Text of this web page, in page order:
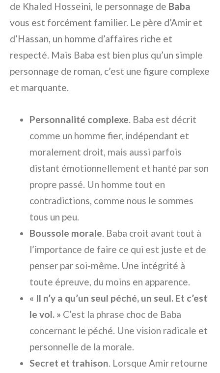
de Khaled Hosseini, le personnage de Baba
vous est forcément familier. Le père d’Amir et
d’Hassan, un homme d’affaires riche et
respecté. Mais Baba est bien plus qu’un simple
personnage de roman, c’est une figure complexe
et marquante.
Personnalité complexe. Baba est décrit
comme un homme fier, indépendant et
moralement droit, mais aussi parfois
distant émotionnellement et hanté par son
propre passé. Un homme tout en
contradictions, comme nous le sommes
tous un peu.
Boussole morale. Baba croit avant tout à
l’importance de faire ce qui est juste et de
penser par soi-même. Une intégrité à
toute épreuve, du moins en apparence.
« Il n’y a qu’un seul péché, un seul. Et c’est
le vol. » C’est la phrase choc de Baba
concernant le péché. Une vision radicale et
personnelle de la morale.
Secret et trahison. Lorsque Amir retourne